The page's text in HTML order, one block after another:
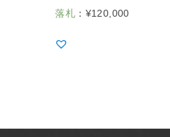
落札 ： ¥120,000